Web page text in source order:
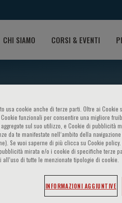
CHI SIAMO CORSI & EVENTI
usa cookie anche di terze parti. Oltre ai
funzionali per consentire una migliore
sul suo utilizzo, e Cookie di
da te manifestate nell‘ambito della
Se vuoi saperne di più clicca su Cookie
mirata e/o i cookie di specifiche terze
all’uso di tutte le menzionate tipologie di cookie.
INFORMAZIONI AGGIUNTIVE